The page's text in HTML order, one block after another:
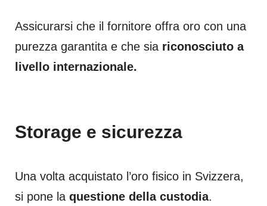
Assicurarsi che il fornitore offra oro con una
purezza garantita e che sia riconosciuto a
livello internazionale.
Storage e sicurezza
Una volta acquistato l’oro fisico in Svizzera,
si pone la questione della custodia.